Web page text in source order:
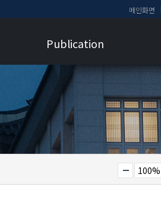
메인화면
Publication
100%